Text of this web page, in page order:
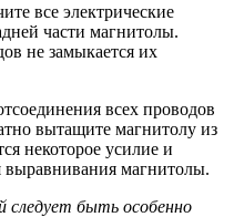
все электрические
части магнитолы.
не замыкается их
всех проводов
вытащите магнитолу из
некоторое усилие и
выравнивания магнитолы.
следует быть особенно